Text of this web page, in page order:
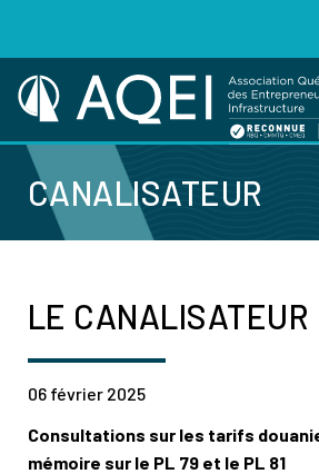
CANALISATEUR
LE CANALISATEUR
06 février 2025
Consultations sur les tarifs
mémoire sur le PL 79 et le PL 81